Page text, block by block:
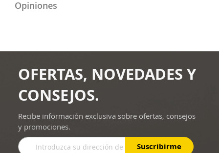
Opiniones
OFERTAS, NOVEDADES Y
CONSEJOS.
Recibe información exclusiva sobre ofertas, consejos
y promociones.
Inscríbase
a
Suscribirme